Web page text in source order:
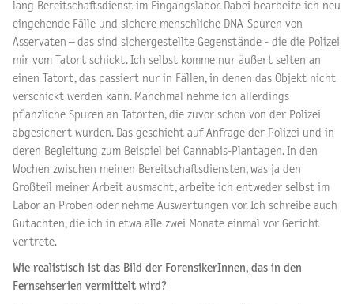
lang Bereitschaftsdienst im Eingangslabor. Dabei bearbeite ich neu
eingehende Fälle und sichere menschliche DNA-Spuren von
Asservaten – das sind sichergestellte Gegenstände - die die Polizei
mir vom Tatort schickt. Ich selbst komme nur äußert selten an
einen Tatort, das passiert nur in Fällen, in denen das Objekt nicht
verschickt werden kann. Manchmal nehme ich allerdings
pflanzliche Spuren an Tatorten, die zuvor schon von der Polizei
abgesichert wurden. Das geschieht auf Anfrage der Polizei und in
deren Begleitung zum Beispiel bei Cannabis-Plantagen. In den
Wochen zwischen meinen Bereitschaftsdiensten, was ja den
Großteil meiner Arbeit ausmacht, arbeite ich entweder selbst im
Labor an Proben oder nehme Auswertungen vor. Ich schreibe auch
Gutachten, die ich in etwa alle zwei Monate einmal vor Gericht
vertrete.
Wie realistisch ist das Bild der ForensikerInnen, das in den
Fernsehserien vermittelt wird?